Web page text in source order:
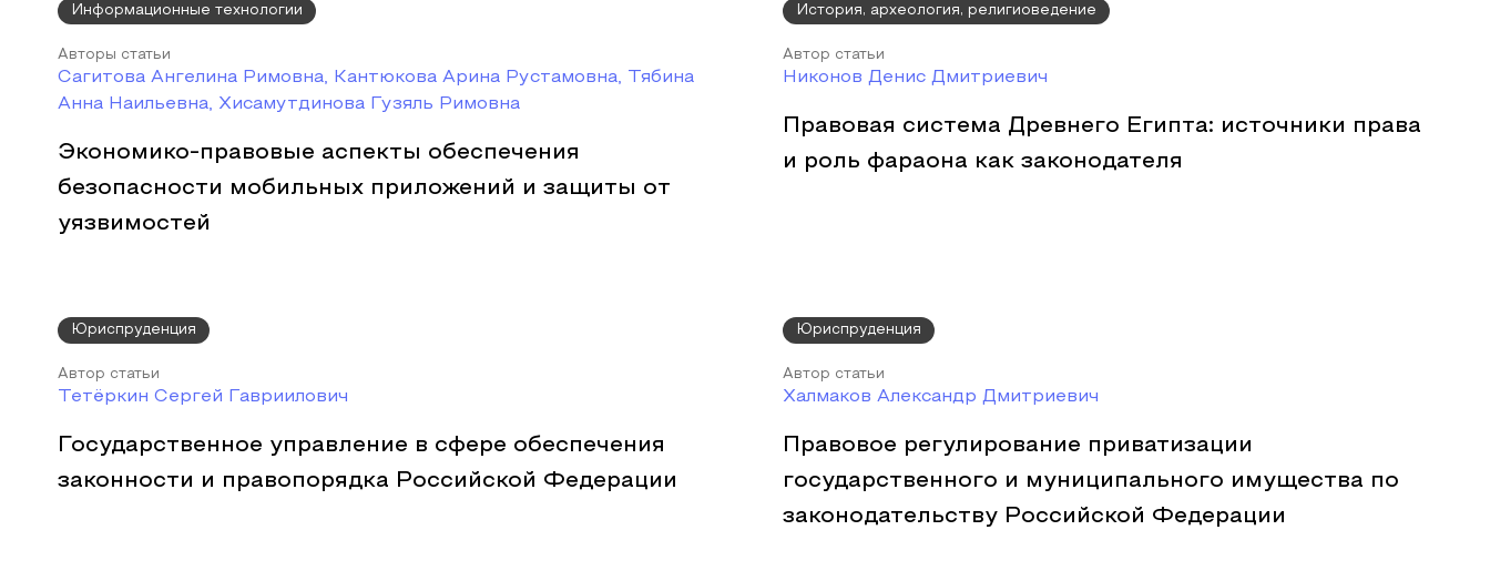
Информационные технологии
Авторы статьи
Сагитова Ангелина Римовна, Кантюкова Арина Рустамовна, Тябина
Анна Наильевна, Хисамутдинова Гузяль Римовна
Экономико-правовые аспекты обеспечения
безопасности мобильных приложений и защиты от
уязвимостей
История, археология, религиоведение
Автор статьи
Никонов Денис Дмитриевич
Правовая система Древнего Египта: источники права
и роль фараона как законодателя
Юриспруденция
Автор статьи
Тетёркин Сергей Гавриилович
Государственное управление в сфере обеспечения
законности и правопорядка Российской Федерации
Юриспруденция
Автор статьи
Халмаков Александр Дмитриевич
Правовое регулирование приватизации
государственного и муниципального имущества по
законодательству Российской Федерации